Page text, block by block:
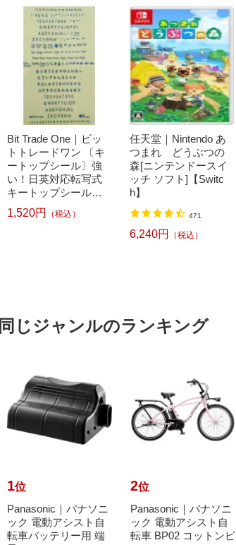
Bit Trade One｜ビッ
トトレードワン 〔キ
ートップシール〕強
い！日英対応転写式
キートップシールセ
ット ブルー DYKTSB
L
1,520円 （税込）
任天堂｜Nintendo あ
つまれ どうぶつの
森[ニンテンドースイ
ッチ ソフト]【Switc
h】
471
6,240円 （税込）
同じジャンルのランキング
1位
Panasonic｜パナソニ
ック 電動アシスト自
転車バッテリー用 端
2位
Panasonic｜パナソニ
ック 電動アシスト自
転車 BP02 コットンピ